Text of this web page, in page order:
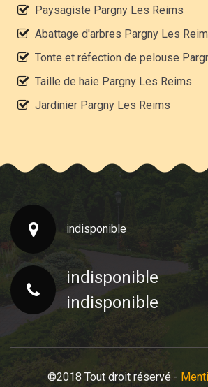
Paysagiste Pargny Les Reims
Abattage d'arbres Pargny Les
Tonte et réfection de pelouse
Taille de haie Pargny Les Reims
Jardinier Pargny Les Reims
indisponible
indisponible
indisponible
©2018 Tout droit réservé -